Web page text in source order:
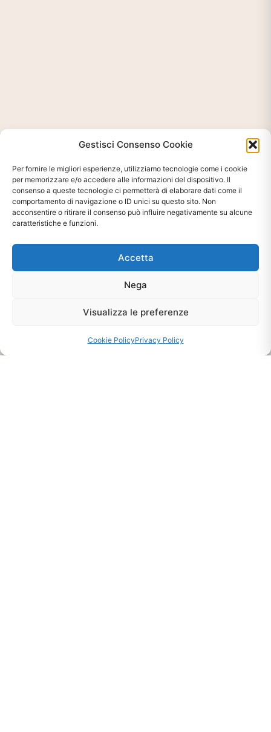
Gestisci Consenso Cookie
Per fornire le migliori esperienze, utilizziamo tecnologie come i cookie
per memorizzare e/o accedere alle informazioni del dispositivo. Il
consenso a queste tecnologie ci permetterà di elaborare dati come il
comportamento di navigazione o ID unici su questo sito. Non
acconsentire o ritirare il consenso può influire negativamente su alcune
caratteristiche e funzioni.
Accetta
Nega
Visualizza le preferenze
Cookie PolicyPrivacy Policy
Ti interessa?
Chiedi Informazioni E
Disponibilità Sul Prodotto